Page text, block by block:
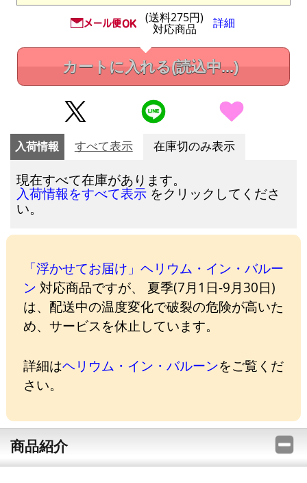
(送料275円)
対応商品 詳細
カートに入れる(読込中...)
入荷情報 すべて表示 在庫切のみ表示
現在すべて在庫があります。
入荷情報をすべて表示 をクリックしてくださ
い。
「浮かせてお届け」ヘリウム・イン・バルー
ン 対応商品ですが、 夏季(7月1日-9月30日)
は、配送中の温度変化で破裂の危険が高いた
め、サービスを休止しています。
詳細はヘリウム・イン・バルーンをご覧くだ
さい。
商品紹介